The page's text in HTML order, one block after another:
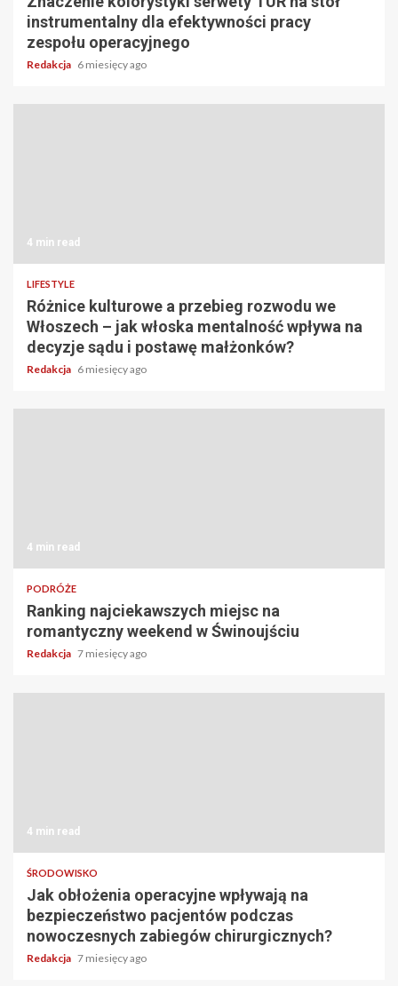
instrumentalny dla efektywności pracy
zespołu operacyjnego
Redakcja 6 miesięcy ago
4 min read
LIFESTYLE
Różnice kulturowe a przebieg rozwodu we
Włoszech – jak włoska mentalność wpływa na
decyzje sądu i postawę małżonków?
Redakcja 6 miesięcy ago
4 min read
PODRÓŻE
Ranking najciekawszych miejsc na
romantyczny weekend w Świnoujściu
Redakcja 7 miesięcy ago
4 min read
ŚRODOWISKO
Jak obłożenia operacyjne wpływają na
bezpieczeństwo pacjentów podczas
nowoczesnych zabiegów chirurgicznych?
Redakcja 7 miesięcy ago